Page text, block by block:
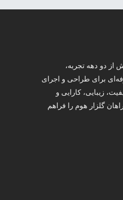
دو دهه تجربه،
برای طراحی و اجرای
زیبایی، کارایی و
گلزار هوم را فراهم